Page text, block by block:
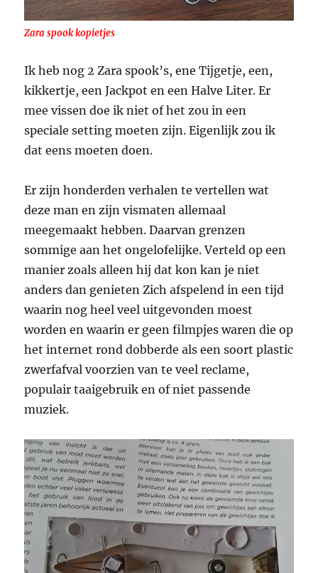
Zara spook kopietjes
Ik heb nog 2 Zara spook’s, ene Tijgetje, een,
kikkertje, een Jackpot en een Halve Liter. Er
mee vissen doe ik niet of het zou in een
speciale setting moeten zijn. Eigenlijk zou ik
dat eens moeten doen.
Er zijn honderden verhalen te vertellen wat
deze man en zijn vismaten allemaal
meegemaakt hebben. Daarvan grenzen
sommige aan het ongelofelijke. Verteld op een
manier zoals alleen hij dat kon kan je niet
anders dan genieten Zich afspelend in een tijd
waarin nog heel veel uitgevonden moest
worden en waarin er geen filmpjes waren die op
het internet rond dobberde als een soort plastic
zwerfafval voorzien van te veel reclame,
populair taaigebruik en of niet passende
muziek.